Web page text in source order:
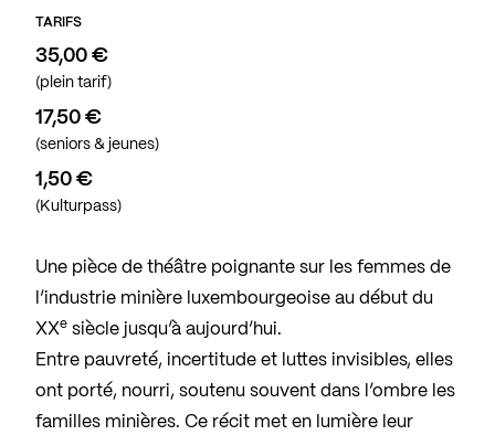
TARIFS
35,00 €
(plein tarif)
17,50 €
(seniors & jeunes)
1,50 €
(Kulturpass)
Une pièce de théâtre poignante sur les femmes de
l’industrie minière luxembourgeoise au début du
XXe siècle jusqu’à aujourd’hui.
Entre pauvreté, incertitude et luttes invisibles, elles
ont porté, nourri, soutenu souvent dans l’ombre les
familles minières. Ce récit met en lumière leur